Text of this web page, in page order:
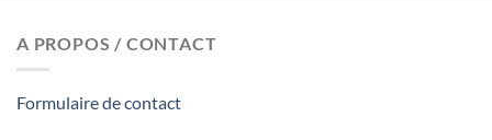
A PROPOS / CONTACT
Formulaire de contact